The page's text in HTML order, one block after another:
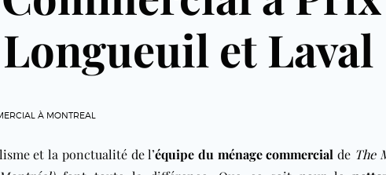
et Laval
À MONTREAL
et la ponctualité de l’équipe du ménage commercial de The